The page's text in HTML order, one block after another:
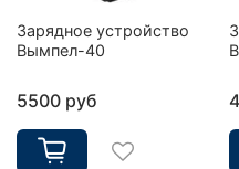
Зарядное устройство
Вымпел-40
5500 руб